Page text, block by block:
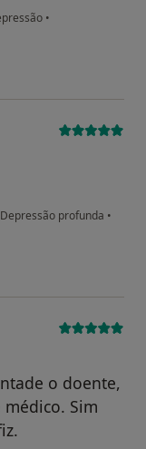
•
Depressão profunda •
o doente,
Sim